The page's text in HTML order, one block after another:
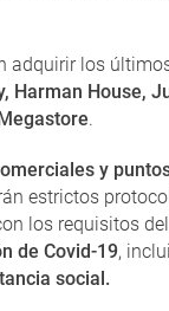
adquirir los
Harman House,
.
y
estrictos
los requisitos
de Covid-19,
social.